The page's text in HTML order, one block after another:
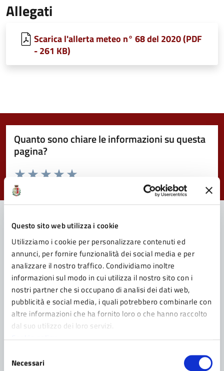
Questo sito web utilizza i cookie
Utilizziamo i cookie per personalizzare contenuti ed
annunci, per fornire funzionalità dei social media e per
analizzare il nostro traffico. Condividiamo inoltre
informazioni sul modo in cui utilizza il nostro sito con i
nostri partner che si occupano di analisi dei dati web,
pubblicità e social media, i quali potrebbero combinarle con
altre informazioni che ha fornito loro o che hanno raccolto
dal suo utilizzo dei loro servizi.
delNecessari
Allegati
Scarica l'allerta meteo n° 68 del 2020 (PDF
- 261 KB)
Quanto sono chiare le informazioni su questa
pagina?
Valuta da 1 a 5 stelle la pagina
Valuta 1 stelle su 5
Contatta il Comune
Leggi le domande frequenti
Richiedi assistenza
Prenota appuntamento
Problemi in città